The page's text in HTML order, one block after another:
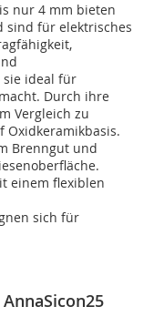
nur 4 mm bieten
sind für elektrisches
sie ideal für
Durch ihre
Vergleich zu
Brenngut und
einem flexiblen
sich für